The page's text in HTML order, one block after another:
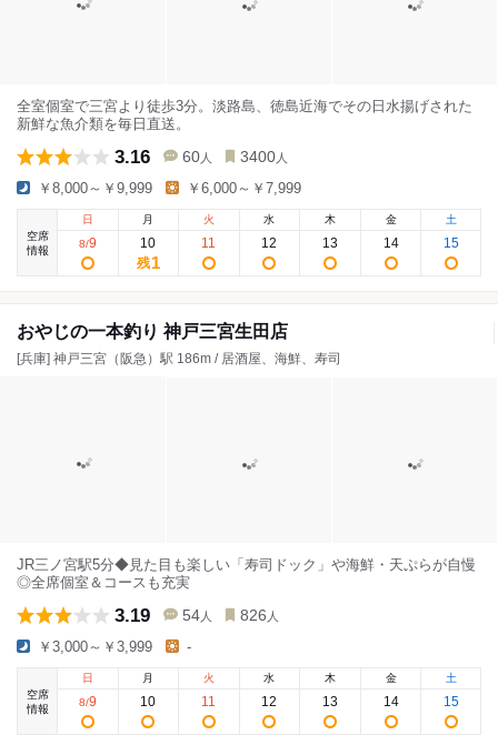
全室個室で三宮より徒歩3分。淡路島、徳島近海でその日水揚げされた
新鮮な魚介類を毎日直送。
3.16 60 人 3400 人
￥8,000～￥9,999 ￥6,000～￥7,999
空席
情報
日
8/9
月
10
残1
火
11
水
12
木
13
金
14
土
15
おやじの一本釣り 神戸三宮生田店
[兵庫] 神戸三宮（阪急）駅 186m / 居酒屋、海鮮、寿司
JR三ノ宮駅5分◆見た目も楽しい「寿司ドック」や海鮮・天ぷらが自慢
◎全席個室＆コースも充実
3.19 54 人 826 人
￥3,000～￥3,999 -
空席
情報
日
8/9
月
10
火
11
水
12
木
13
金
14
土
15